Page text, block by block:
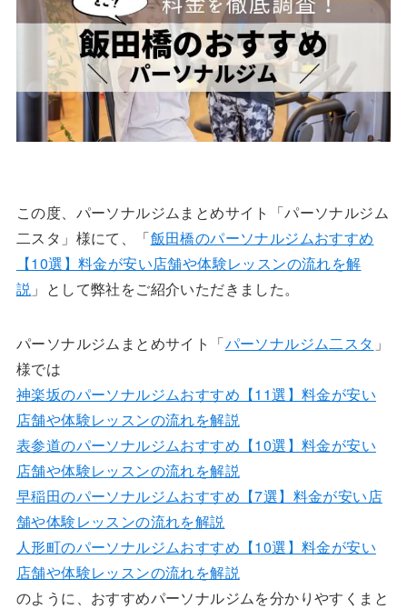
この度、パーソナルジムまとめサイト「パーソナルジム
二スタ」様にて、「飯田橋のパーソナルジムおすすめ
【10選】料金が安い店舗や体験レッスンの流れを解
説 」として弊社をご紹介いただきました。
パーソナルジムまとめサイト「パーソナルジム二スタ 」
様では
神楽坂のパーソナルジムおすすめ【11選】料金が安い
店舗や体験レッスンの流れを解説
表参道のパーソナルジムおすすめ【10選】料金が安い
店舗や体験レッスンの流れを解説
早稲田のパーソナルジムおすすめ【7選】料金が安い店
舗や体験レッスンの流れを解説
人形町のパーソナルジムおすすめ【10選】料金が安い
店舗や体験レッスンの流れを解説
のように、おすすめパーソナルジムを分かりやすくまと